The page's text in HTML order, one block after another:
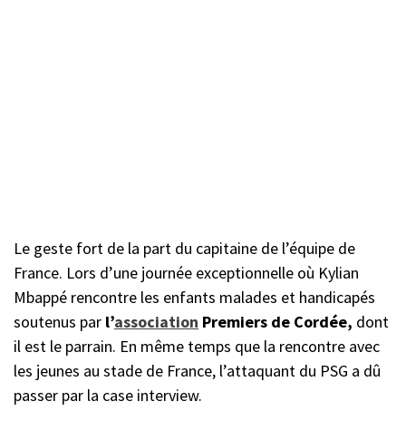
Le geste fort de la part du capitaine de l’équipe de
France. Lors d’une journée exceptionnelle où Kylian
Mbappé rencontre les enfants malades et handicapés
soutenus par l’association Premiers de Cordée, dont
il est le parrain. En même temps que la rencontre avec
les jeunes au stade de France, l’attaquant du PSG a dû
passer par la case interview.